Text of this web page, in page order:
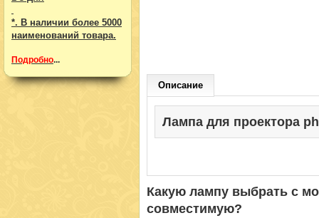
*. В наличии более 5000
наименований товара.
Подробно...
Описание
Лампа для проектора
Какую лампу выбрать с
совместимую?